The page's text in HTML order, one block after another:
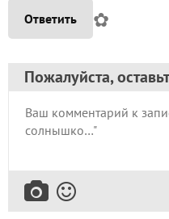
Ответить ✿
Пожалуйста,